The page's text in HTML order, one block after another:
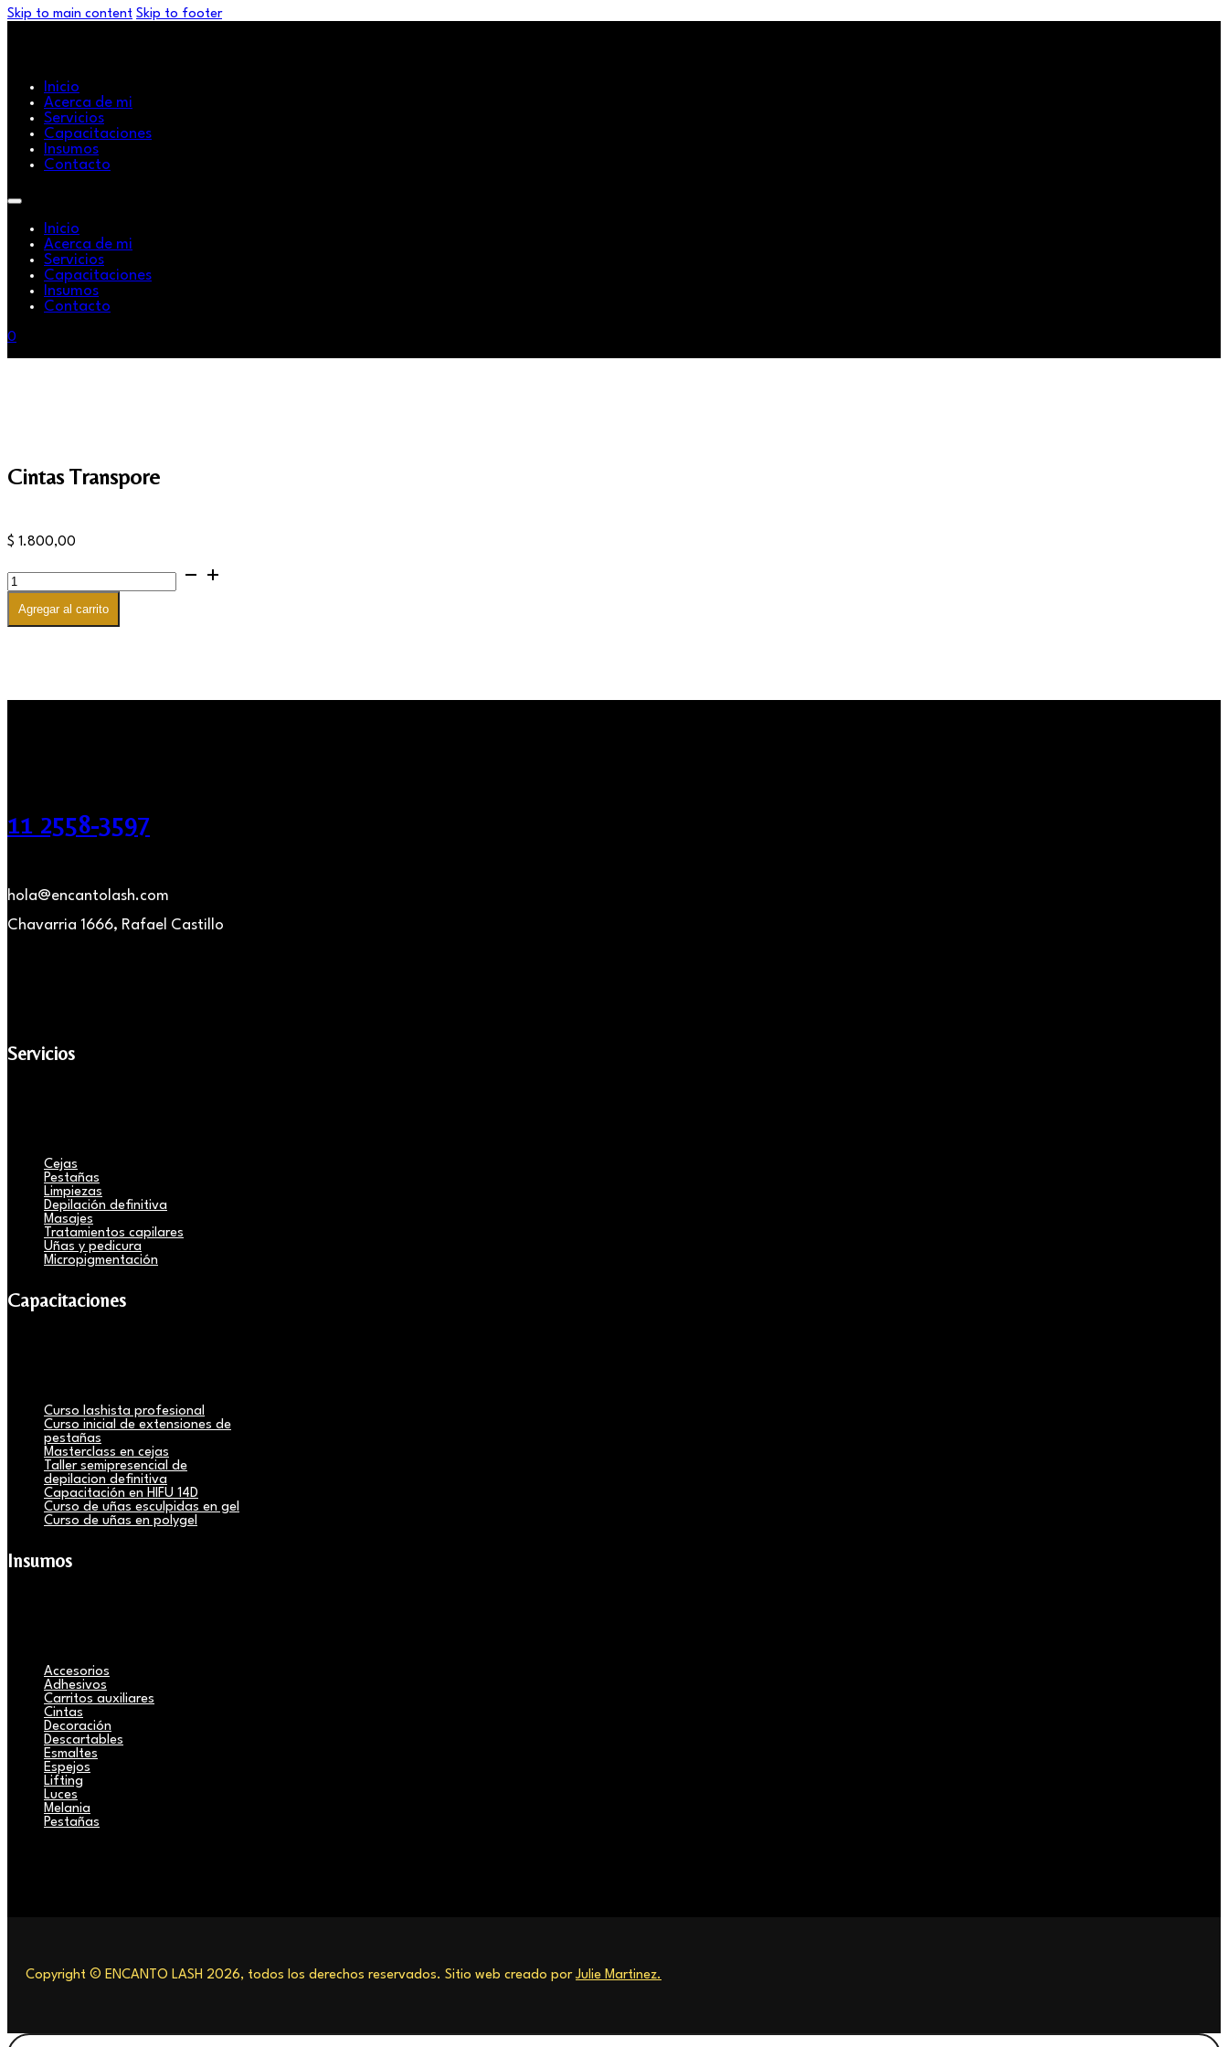
Skip to main content Skip to footer
Inicio
Acerca de mi
Servicios
Capacitaciones
Insumos
Contacto
Inicio
Acerca de mi
Servicios
Capacitaciones
Insumos
Contacto
0
Cintas Transpore
$ 1.800,00
Cintas
Transpore
cantidad
Agregar al carrito
11 2558-3597
hola@encantolash.com
Chavarria 1666, Rafael Castillo
Servicios
Cejas
Pestañas
Limpiezas
Depilación definitiva
Masajes
Tratamientos capilares
Uñas y pedicura
Micropigmentación
Capacitaciones
Curso lashista profesional
Curso inicial de extensiones de
pestañas
Masterclass en cejas
Taller semipresencial de
depilacion definitiva
Capacitación en HIFU 14D
Curso de uñas esculpidas en gel
Curso de uñas en polygel
Insumos
Accesorios
Adhesivos
Carritos auxiliares
Cintas
Decoración
Descartables
Esmaltes
Espejos
Lifting
Luces
Melania
Pestañas
Copyright © ENCANTO LASH 2026, todos los derechos reservados. Sitio web creado por Julie Martinez.